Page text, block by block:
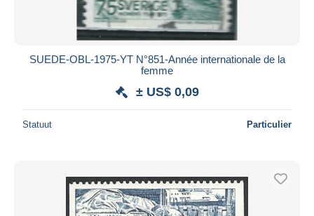
SUEDE-OBL-1975-YT N°851-Année internationale de la
femme
± US$ 0,09
Statuut Particulier